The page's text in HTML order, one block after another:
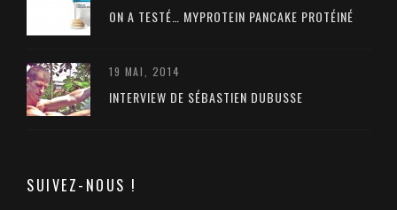
ON A TESTÉ… MYPROTEIN PANCAKE PROTÉINÉ
19 MAI, 2014
INTERVIEW DE SÉBASTIEN DUBUSSE
SUIVEZ-NOUS !